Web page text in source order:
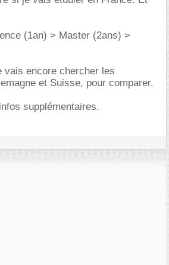
(1an) > Master (2ans) >
vais encore chercher les
et Suisse, pour comparer.
supplémentaires.